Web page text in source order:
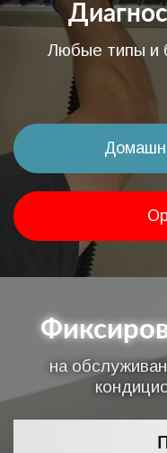
Любые типы и
на